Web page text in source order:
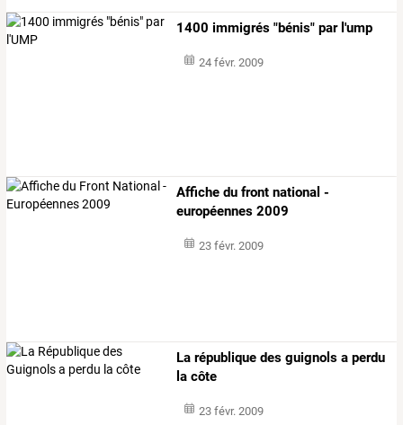
1400 immigrés "bénis" par l'ump
24 févr. 2009
Affiche du front national -
européennes 2009
23 févr. 2009
La république des guignols a perdu
la côte
23 févr. 2009